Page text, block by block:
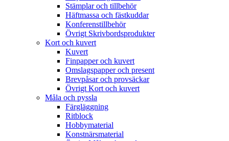
Stämplar och tillbehör
Häftmassa och fästkuddar
Konferenstillbehör
Övrigt Skrivbordsprodukter
Kort och kuvert
Kuvert
Finpapper och kuvert
Omslagspapper och present
Brevpåsar och provsäckar
Övrigt Kort och kuvert
Måla och pyssla
Färgläggning
Ritblock
Hobbymaterial
Konstnärsmaterial